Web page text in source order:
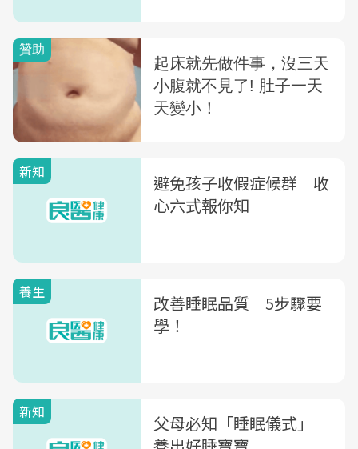
新知
避免孩子收假症候群 收
心六式報你知
養生
改善睡眠品質 5步驟要
學！
新知
父母必知「睡眠儀式」